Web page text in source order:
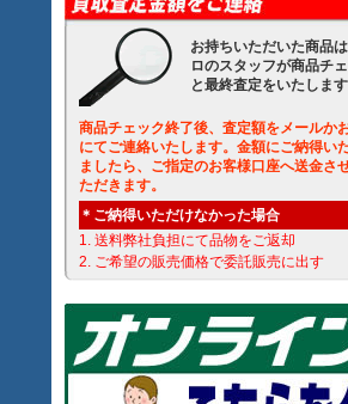
お持ちいただいた商品
ロのスタッフが商品チ
と最終査定をいたしま
商品チェック終了後、査定額をメールか
にてご連絡いたします。金額にご納得い
ましたら、ご指定のお客様口座へ送金さ
ただきます。
＊ご納得いただけなかった場合
1. 送料弊社負担にて品物をご返却
2. ご希望の販売価格で委託販売に出す